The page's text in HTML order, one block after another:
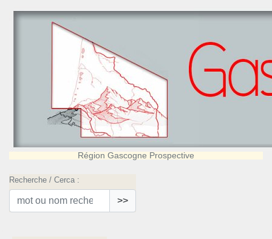
Région Gascogne Prospective
Recherche / Cerca :
>>